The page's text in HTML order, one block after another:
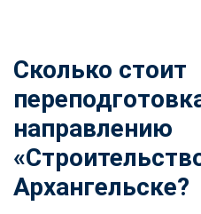
Сколько стоит
направлению
Архангельске?